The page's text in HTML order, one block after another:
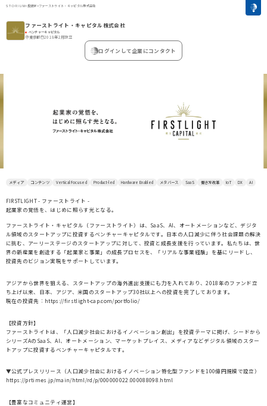
>投資家>ファーストライト・キャピタル株式会社
ファーストライト・キャピタル株式会社
ベンチャーキャピタル
東京都 2018年2月設立
ログインして企業にコンタクト
メディア コンテンツ Vertical Focused Product-led Hardware Enabled メタバース SaaS 働き方改革 IoT DX AI
FIRSTLIGHT - ファーストライト -
起業家の覚悟を、はじめに照らす光となる。
ファーストライト・キャピタル（ファーストライト）は、SaaS、AI、オートメーションなど、デジタ
ル領域のスタートアップに投資するベンチャーキャピタルです。日本の人口減少に伴う社会課題の解決
に挑む、アーリーステージのスタートアップに対して、投資と成長支援を行っています。私たちは、世
界の新産業を創造する「起業家と事業」の成長プロセスを、「リアルな事業経験」を基にリードし、
投資先のビジョン実現をサポートしています。
アジアから世界を狙える、スタートアップの海外進出支援にも力を入れており、2018年のファンド立
ち上げ以来、日本、アジア、米国のスタートアップ30社以上への投資を完了しております。
現在の投資先：https://firstlight-cap.com/portfolio/
【投資方針】
ファーストライトは、「人口減少社会におけるイノベーション創出」を投資テーマに掲げ、シードから
シリーズAのSaaS、AI、オートメーション、マーケットプレイス、メディアなどデジタル領域のスター
トアップに投資するベンチャーキャピタルです。
▼公式プレスリリース（人口減少社会におけるイノベーション特化型ファンドを100億円規模で設立）
https://prtimes.jp/main/html/rd/p/000000022.000088098.html
【豊富なコミュニティ運営】